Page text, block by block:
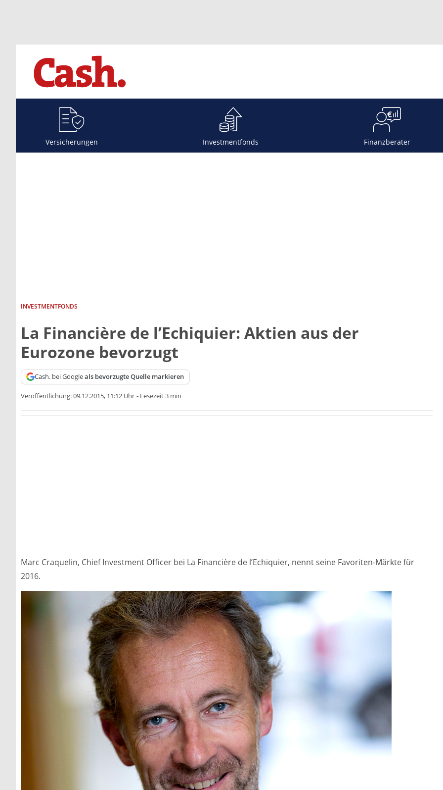
Versicherungen Investmentfonds Finanzberater
INVESTMENTFONDS
La Financière de l’Echiquier: Aktien aus der
Eurozone bevorzugt
Cash. bei Googleals bevorzugte Quelle markieren
Veröffentlichung:09.12.2015, 11:12 Uhr - Lesezeit 3 min
Marc Craquelin, Chief Investment Officer bei La Financière de l’Echiquier, nennt seine Favoriten-Märkte für
2016.